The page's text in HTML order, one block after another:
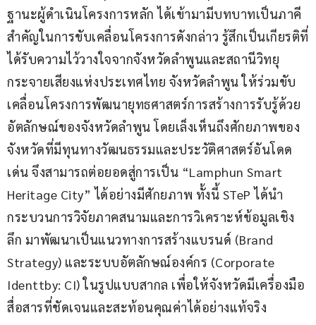
ฐานะผู้ดำเนินโครงการหลัก ได้เข้ามามีบทบาทเป็นภาคี
สำคัญในการขับเคลื่อนโครงการดังกล่าว รู้สึกเป็นเกียรติที่
ได้รับความไว้วางใจจากจังหวัดลำพูนและสถานีวิทยุ
กระจายเสียงแห่งประเทศไทย จังหวัดลำพูน ให้ร่วมขับ
เคลื่อนโครงการพัฒนายุทธศาสตร์การสร้างการรับรู้ด้วย
อัตลักษณ์ของจังหวัดลำพูน โดยเล็งเห็นถึงศักยภาพของ
จังหวัดที่มีทุนทางวัฒนธรรมและประวัติศาสตร์อันโดด
เด่น จึงสามารถต่อยอดสู่การเป็น “Lamphun Smart
Heritage City” ได้อย่างมีศักยภาพ ทั้งนี้ STeP ได้นำ
กระบวนการวิจัยภาคสนามและการวิเคราะห์ข้อมูลเชิง
ลึก มาพัฒนาเป็นแนวทางการสร้างแบรนด์ (Brand
Strategy) และระบบอัตลักษณ์องค์กร (Corporate
Identtby: CI) ในรูปแบบสากล เพื่อให้จังหวัดมีเครื่องมือ
สื่อสารที่ชัดเจนและสะท้อนคุณค่าได้อย่างแท้จริง